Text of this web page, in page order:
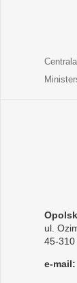
ul.
45-310
e-mail: